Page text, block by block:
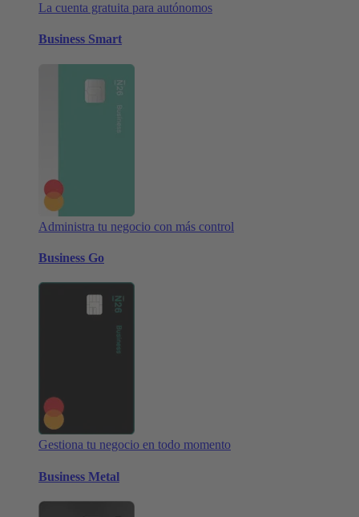
La cuenta gratuita para autónomos
Business Smart
Administra tu negocio con más control
Business Go
Gestiona tu negocio en todo momento
Business Metal